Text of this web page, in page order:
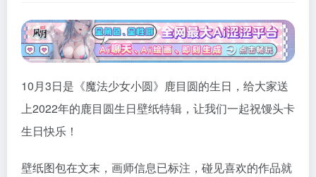
10月3日是《魔法少女小圆》鹿目圆的生日，给大家送
上2022年的鹿目圆生日壁纸特辑，让我们一起祝馒头卡
生日快乐！
壁纸图包在文末，画师信息已标注，碰见喜欢的作品就